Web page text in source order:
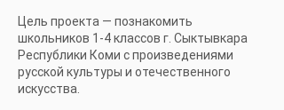
Цель проекта — познакомить
школьников 1-4 классов г. Сыктывкара
Республики Коми с произведениями
русской культуры и отечественного
искусства.